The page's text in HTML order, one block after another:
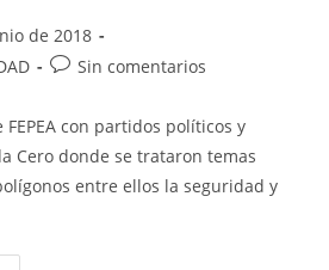
de 2018
Comentarios
entrada:
Sin comentarios
con partidos políticos y
Cero donde se trataron temas
entre ellos la seguridad y